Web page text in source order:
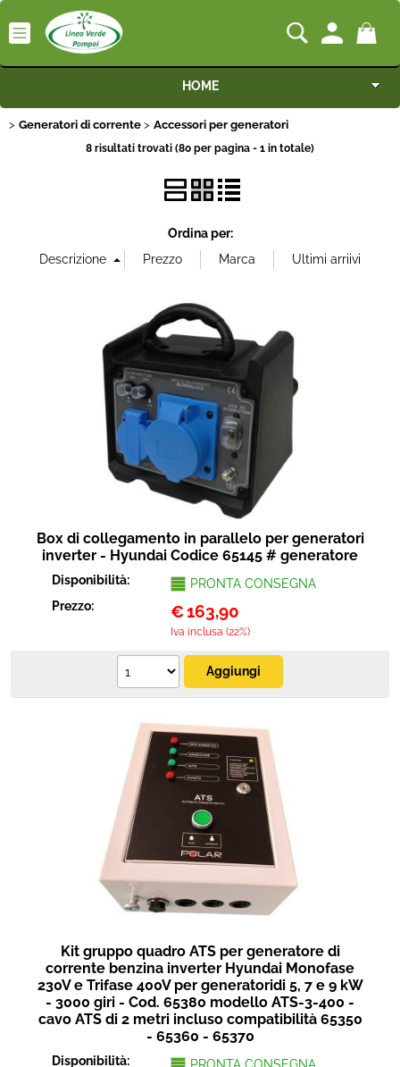
Categoria:
Generatori di corrente Accessori per generatori
Livello d'uso
Marca
Cilindrata
Portata
HOME
Macchine
Motocoltivatori
Irrigazione
Irrorazione
Pompe idrauliche
Protezione
Pet Store
Agricoltura
Ricambi
Generatori di corrente Accessori per generatori
8 risultati trovati (80 per pagina - 1 in totale)
Ordina per:
Box di collegamento in parallelo per generatori
inverter - Hyundai Codice 65145 # generatore
Disponibilità:
PRONTA CONSEGNA
Prezzo:
€163,90
Iva inclusa (22%)
Kit gruppo quadro ATS per generatore di
corrente benzina inverter Hyundai Monofase
230V e Trifase 400V per generatoridi 5, 7 e 9 kW
- 3000 giri - Cod. 65380 modello ATS-3-400 -
cavo ATS di 2 metri incluso compatibilità 65350
- 65360 - 65370
Disponibilità: